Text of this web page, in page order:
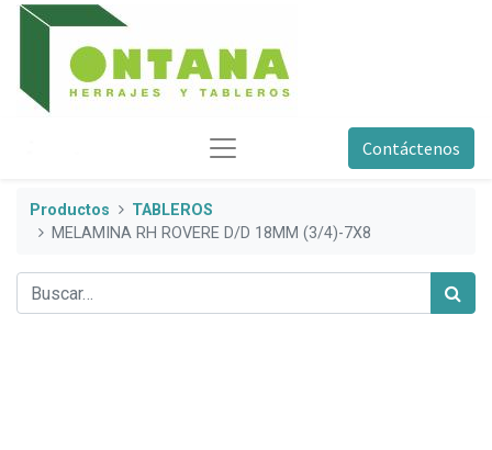
Contáctenos
Productos
TABLEROS
MELAMINA RH ROVERE D/D 18MM (3/4)-7X8